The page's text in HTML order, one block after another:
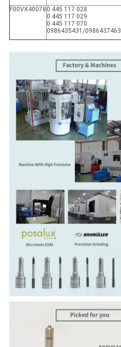
F00VX40078 0 445 117 028
0 445 117 029
0 445 117 070
0986435431/0986437463